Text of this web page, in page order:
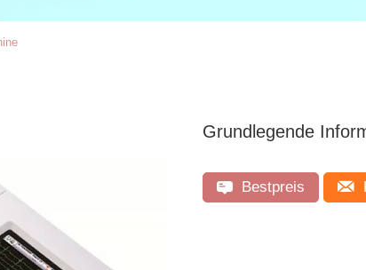
Grundlegende
Bestpreis